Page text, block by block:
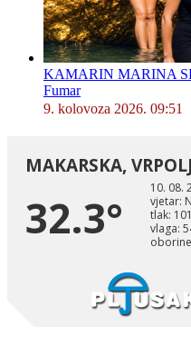
KAMARIN MARINA
Fumar
9. kolovoza 2026. 09:51